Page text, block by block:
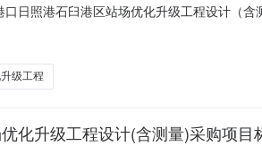
日照港石臼港区站场优化升级工程设计（
与南联Ⅱ线，南区铁路利用南联Ⅱ线连通Ⅶ场
除II
级工程
化升级工程设计(含测量)采购项目